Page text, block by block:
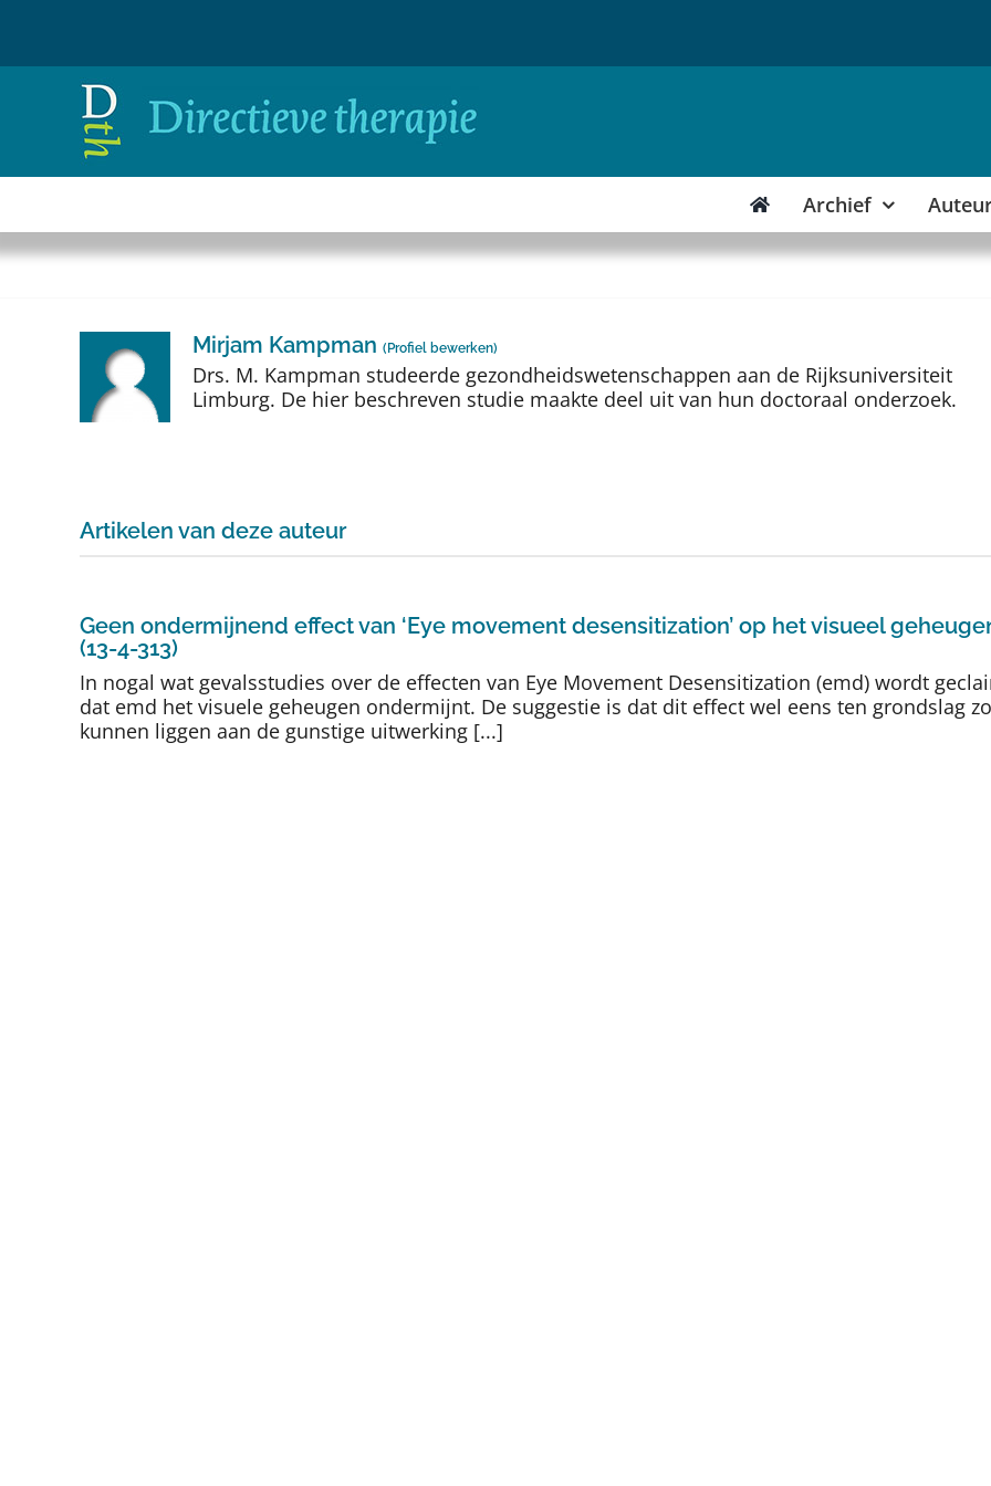
inhoud
Archief
Mirjam Kampman ( Profiel bewerken)
Drs. M. Kampman studeerde gezondheidswetenschappen aan de Rijksuniversiteit
Limburg. De hier beschreven studie maakte deel uit van hun doctoraal onderzoek.
Artikelen van deze auteur
Geen ondermijnend effect van ‘Eye movement desensitization’ op het visueel
(13-4-313)
In nogal wat gevalsstudies over de effecten van Eye Movement Desensitization (emd) wordt
dat emd het visuele geheugen ondermijnt. De suggestie is dat dit effect wel eens ten grondslag
kunnen liggen aan de gunstige uitwerking [...]